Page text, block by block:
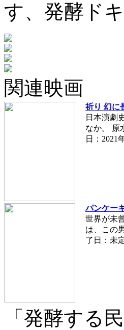
す、発酵ド
関連映画
祈り 幻に
日本演劇
なか。 原
日：2021
パンケー
世界が未
は、この
了日：未定
「発酵する